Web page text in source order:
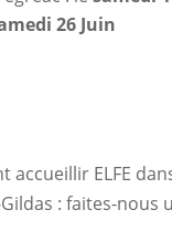
26 Juin
ELFE
: faites-nous